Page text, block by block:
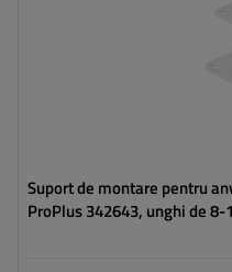
Suport de montare pentru
ProPlus 342643, unghi de 8-